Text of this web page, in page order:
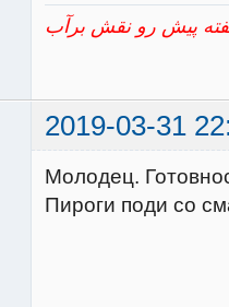
2019-03-31
Молодец.
Пироги поди со